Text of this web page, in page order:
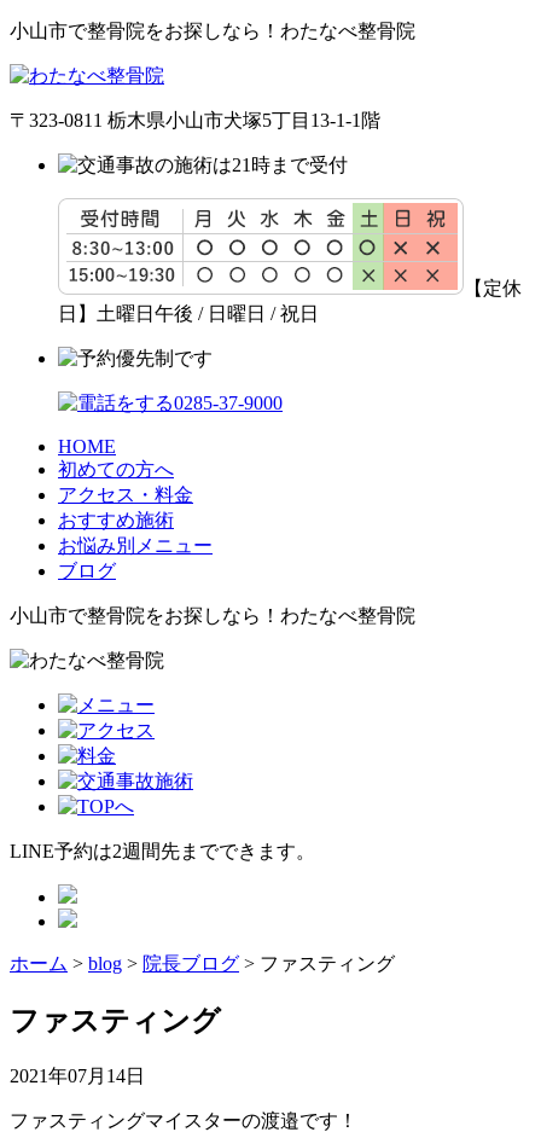
小山市で整骨院をお探しなら！わたなべ整骨院
〒323-0811 栃木県小山市犬塚5丁目13-1-1階
【定休
日】土曜日午後 / 日曜日 / 祝日
HOME
初めての方へ
アクセス・料金
おすすめ施術
お悩み別メニュー
ブログ
小山市で整骨院をお探しなら！わたなべ整骨院
LINE予約は2週間先までできます。
ホーム > blog > 院長ブログ > ファスティング
ファスティング
2021年07月14日
ファスティングマイスターの渡邉です！